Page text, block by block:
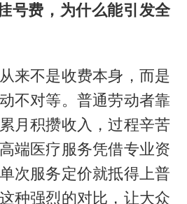
号费，为什么能引发全
来不是收费本身，而是
不对等。普通劳动者靠
月积攒收入，过程辛苦
端医疗服务凭借专业资
次服务定价就抵得上普
种强烈的对比，让大众